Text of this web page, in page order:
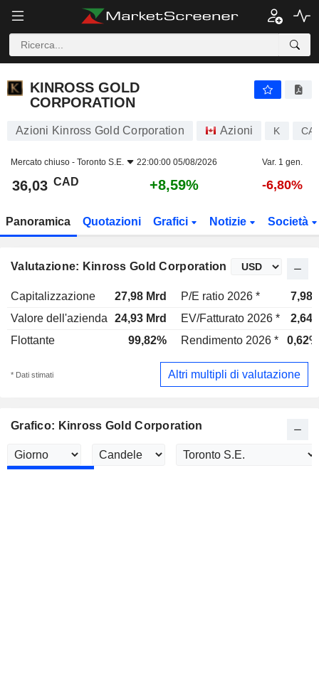
KINROSS GOLD
CORPORATION
Azioni Kinross Gold Corporation Azioni K
Mercato chiuso - Toronto S.E. 22:00:00 05/08/2026 Var. 1 gen.
36,03 CAD +8,59% -6,80%
Panoramica Quotazioni Grafici Notizie Società
Valutazione: Kinross Gold Corporation
Capitalizzazione 27,98 Mrd P/E ratio 2026 *
7,98x
Valore dell'azienda
24,93 Mrd EV/Fatturato 2026 *
2,64x
Flottante
99,82% Rendimento 2026 * 0,62%
* Dati stimati Altri multipli di valutazione
Grafico: Kinross Gold Corporation